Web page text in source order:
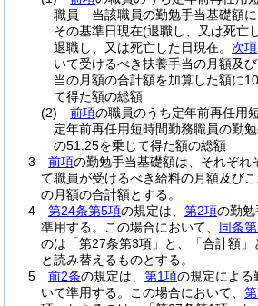
職員 当該職員の勤勉手当基礎額
その基準日現在(退職し、又は死亡
退職し、又は死亡した日現在。 次項
いて受けるべき扶養手当の月額及
当の月額の合計額を加算した額に
て得た額の総額
(2)
前項の職員のうち定年前再任
定年前再任用短時間勤務職員の勤
の51.25を乗じて得た額の総額
3
前項の勤勉手当基礎額は、それぞれ
て職員が受けるべき給料の月額及び
の月額の合計額とする。
4
第24条第5項の規定は、 第2項の勤勉
準用する。
この場合において、 同条
のは「第27条第3項」と、「合計額」
と読み替えるものとする。
5
前2条の規定は、 第1項の規定による
いて準用する。
この場合において、